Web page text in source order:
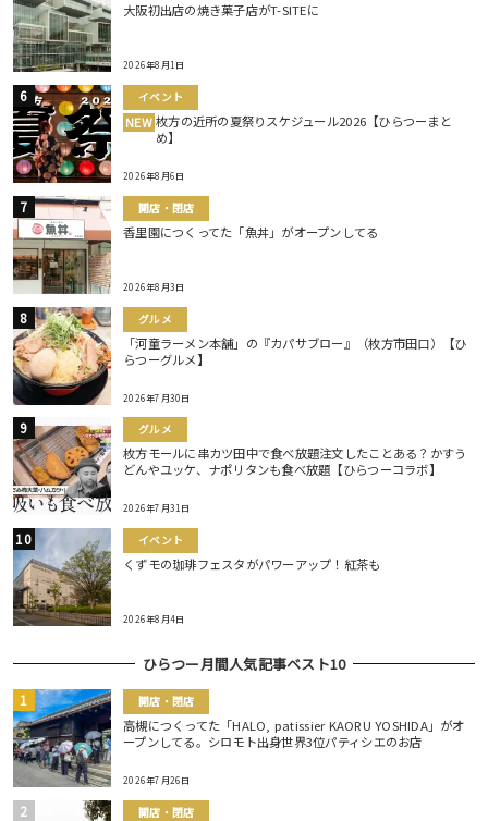
大阪初出店の焼き菓子店がT-SITEに
2026年8月1日
イベント
NEW 枚方の近所の夏祭りスケジュール2026【ひらつーまと
め】
2026年8月6日
開店・閉店
香里園につくってた「魚丼」がオープンしてる
2026年8月3日
グルメ
「河童ラーメン本舗」の『カパサブロー』（枚方市田口）【ひ
らつーグルメ】
2026年7月30日
グルメ
枚方モールに串カツ田中で食べ放題注文したことある？かすう
どんやユッケ、ナポリタンも食べ放題【ひらつーコラボ】
2026年7月31日
イベント
くずモの珈琲フェスタがパワーアップ！紅茶も
2026年8月4日
ひらつー月間人気記事ベスト10
開店・閉店
高槻につくってた「HALO, patissier KAORU YOSHIDA」がオ
ープンしてる。シロモト出身世界3位パティシエのお店
2026年7月26日
開店・閉店